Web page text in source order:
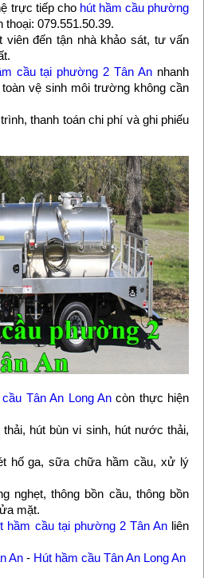
trực tiếp cho hút hầm cầu phường
079.551.50.39.
viên đến tận nhà khảo sát, tư vấn
cầu tại phường 2 Tân An nhanh
vệ sinh môi trường không cần
thanh toán chi phí và ghi phiếu
Tân An Long Ancòn thực hiện
hút bùn vi sinh, hút nước thải,
hố ga, sữa chữa hầm cầu, xử lý
nghẹt, thông bồn cầu, thông bồn
mặt.
hầm cầu tại phường 2 Tân An liên
An- Hút hầm cầu Tân An Long An